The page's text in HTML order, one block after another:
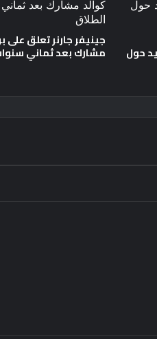
حول
جينيفر جارنر تعلق على
مشارك بعد ثماني